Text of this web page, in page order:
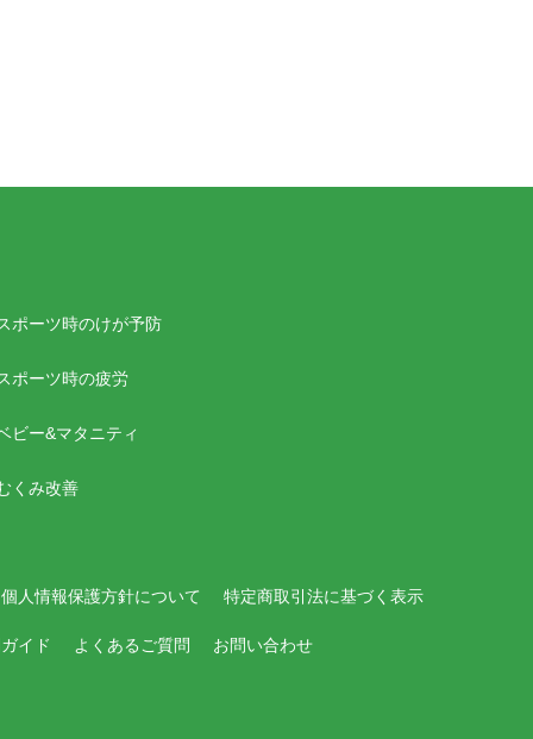
ポーツ時のけが予防
ポーツ時の疲労
ビー&マタニティ
くみ改善
個人情報保護方針について 特定商取引法に基づく表示
イド よくあるご質問 お問い合わせ